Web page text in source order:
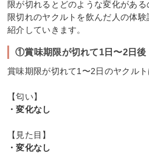
限が切れるとどのような変化があ
限切れのヤクルトを飲んだ人の体
紹介していきます。
①賞味期限が切れて1日〜2日後
賞味期限が切れて1〜2日のヤクル
【匂い】
・変化なし
【見た目】
・変化なし